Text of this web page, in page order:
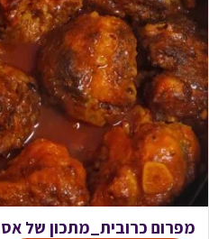
מפרום כרובית_מתכון של